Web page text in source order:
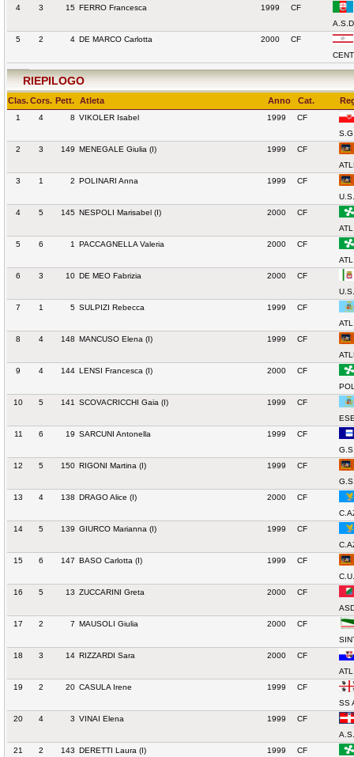
4
3 15 FERRO Francesca 1999 CF
5
2 4 DE MARCO Carlotta 2000 CF
RIEPILOGO
Clas.Cors. Pett. Atleta Anno Cat.
1 4 8 VIKOLER Isabel 1999
CF
2
3 149 MENEGALE Giulia (I) 1999
CF
3
1 2 POLINARI Anna 1999
CF
4
5 145 NESPOLI Marisabel (I) 2000
CF
5
6 1 PACCAGNELLA Valeria 2000
CF
6
3 10 DE MEO Fabrizia 2000
CF
7
1 5 SULPIZI Rebecca 1999
CF
8
4 148 MANCUSO Elena (I) 1999
CF
9
4 144 LENSI Francesca (I) 2000
CF
10
5 141 SCOVACRICCHI Gaia (I) 1999
CF
11
6 19 SARCUNI Antonella 1999
CF
12
5 150 RIGONI Martina (I) 1999
CF
13
4 138 DRAGO Alice (I) 2000
CF
14
5 139 GIURCO Marianna (I) 1999
CF
15
6 147 BASO Carlotta (I) 1999
CF
16
5 13 ZUCCARINI Greta 2000
CF
17
2 7 MAUSOLI Giulia 2000
CF
18
3 14 RIZZARDI Sara 2000
CF
19
2 20 CASULA Irene 1999
CF
SS
20
4 3 VINAI Elena 1999
CF
21
2 143 DERETTI Laura (I) 1999 CF